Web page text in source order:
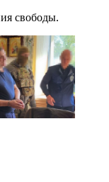
свободы.